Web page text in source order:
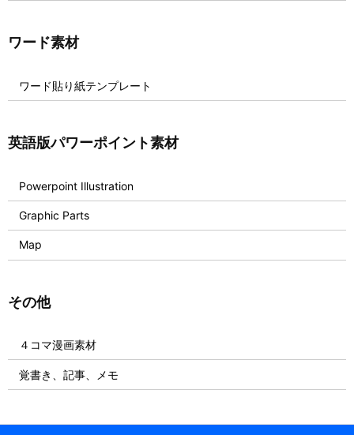
ワード素材
ワード貼り紙テンプレート
英語版パワーポイント素材
Powerpoint Illustration
Graphic Parts
Map
その他
４コマ漫画素材
覚書き、記事、メモ